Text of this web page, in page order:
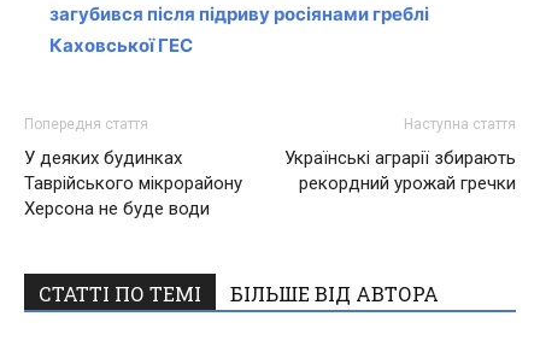
загубився після підриву росіянами греблі
Каховської ГЕС
Попередня стаття
У деяких будинках
Таврійського мікрорайону
Херсона не буде води
Наступна стаття
Українські аграрії збирають
рекордний урожай гречки
СТАТТІ ПО ТЕМІ БІЛЬШЕ ВІД АВТОРА